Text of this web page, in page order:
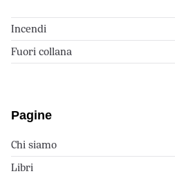
Incendi
Fuori collana
Pagine
Chi siamo
Libri